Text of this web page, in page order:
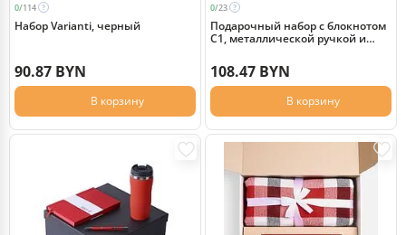
0/114
Набор Varianti, черный
90.87 BYN
В корзину
0/23
Подарочный набор с блокнотом
С1, металлической ручкой и
108.47 BYN
В корзину